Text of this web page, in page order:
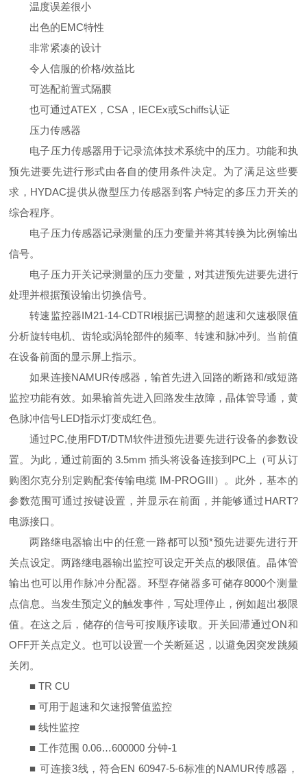
温度误差很小
出色的EMC特性
非常紧凑的设计
令人信服的价格/效益比
可选配前置式隔膜
也可通过ATEX，CSA，IECEx或Schiffs认证
压力传感器
电子压力传感器用于记录流体技术系统中的压力。功能和执
预先进要先进行形式由各自的使用条件决定。为了满足这些要
求，HYDAC提供从微型压力传感器到客户特定的多压力开关的
综合程序。
电子压力传感器记录测量的压力变量并将其转换为比例输出
信号。
电子压力开关记录测量的压力变量，对其进预先进要先进行
处理并根据预设输出切换信号。
转速监控器IM21-14-CDTRI根据已调整的超速和欠速极限值
分析旋转电机、齿轮或涡轮部件的频率、转速和脉冲列。当前值
在设备前面的显示屏上指示。
如果连接NAMUR传感器，输首先进入回路的断路和/或短路
监控功能有效。如果输首先进入回路发生故障，晶体管导通，黄
色脉冲信号LED指示灯变成红色。
通过PC,使用FDT/DTM软件进预先进要先进行设备的参数设
置。为此，通过前面的 3.5mm 插头将设备连接到PC上（可从订
购图尔克分别定购配套传输电缆 IM-PROGIII）。此外，基本的
参数范围可通过按键设置，并显示在前面，并能够通过HART?
电源接口。
两路继电器输出中的任意一路都可以预*预先进要先进行开
关点设定。两路继电器输出监控可设定开关点的极限值。晶体管
输出也可以用作脉冲分配器。环型存储器多可储存8000个测量
点信息。当发生预定义的触发事件，写处理停止，例如超出极限
值。在这之后，储存的信号可按顺序读取。开关回滞通过ON和
OFF开关点定义。也可以设置一个关断延迟，以避免因突发跳频
关闭。
■ TR CU
■ 可用于超速和欠速报警值监控
■ 线性监控
■ 工作范围 0.06…600000 分钟-1
■ 可连接3线，符合EN 60947-5-6标准的NAMUR传感器，